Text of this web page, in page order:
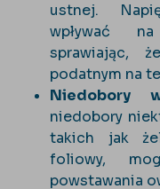
ustnej.
wpływać
sprawiając,
podatnym na
Niedobory
niedobory
takich jak
foliowy,
powstawania